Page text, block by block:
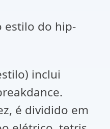
estilo do hip-
inclui
é dividido em